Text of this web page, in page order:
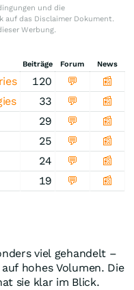
und die
auf das Disclaimer Dokument.
Werbung.
Beiträge Forum News
120 💬
📰
33 💬
📰
29 💬
📰
25 💬
📰
24 💬
📰
19 💬 📰
viel gehandelt –
hohes Volumen. Die
sie klar im Blick.